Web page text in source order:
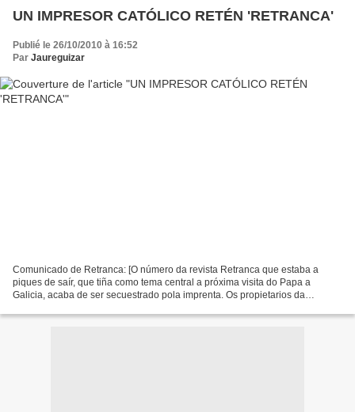
UN IMPRESOR CATÓLICO RETÉN 'RETRANCA'
Publié le 26/10/2010 à 16:52
Par Jaureguizar
Comunicado de Retranca: [O número da revista Retranca que estaba a
piques de saír, que tiña como tema central a próxima visita do Papa a
Galicia, acaba de ser secuestrado pola imprenta. Os propietarios da